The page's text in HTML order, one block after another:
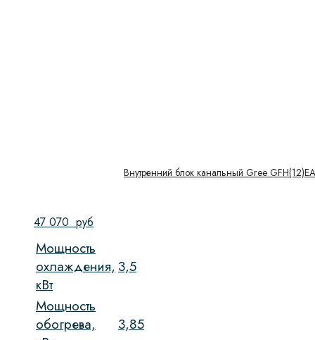
Внутренний блок канальный Gree
47 070 руб
Мощность
охлаждения,
кВт
3,5
Мощность
обогрева,
3,85